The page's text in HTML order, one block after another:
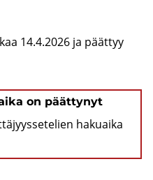
14.4.2026 ja päät­tyy
on päättynyt
hakuaika